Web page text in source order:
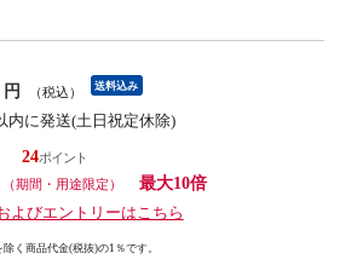
円 （税込） 送料込み
内に発送(土日祝定休除)
24
（期間・用途限定）
最大10倍
よびエントリーはこちら
く商品代金(税抜)の1％です。